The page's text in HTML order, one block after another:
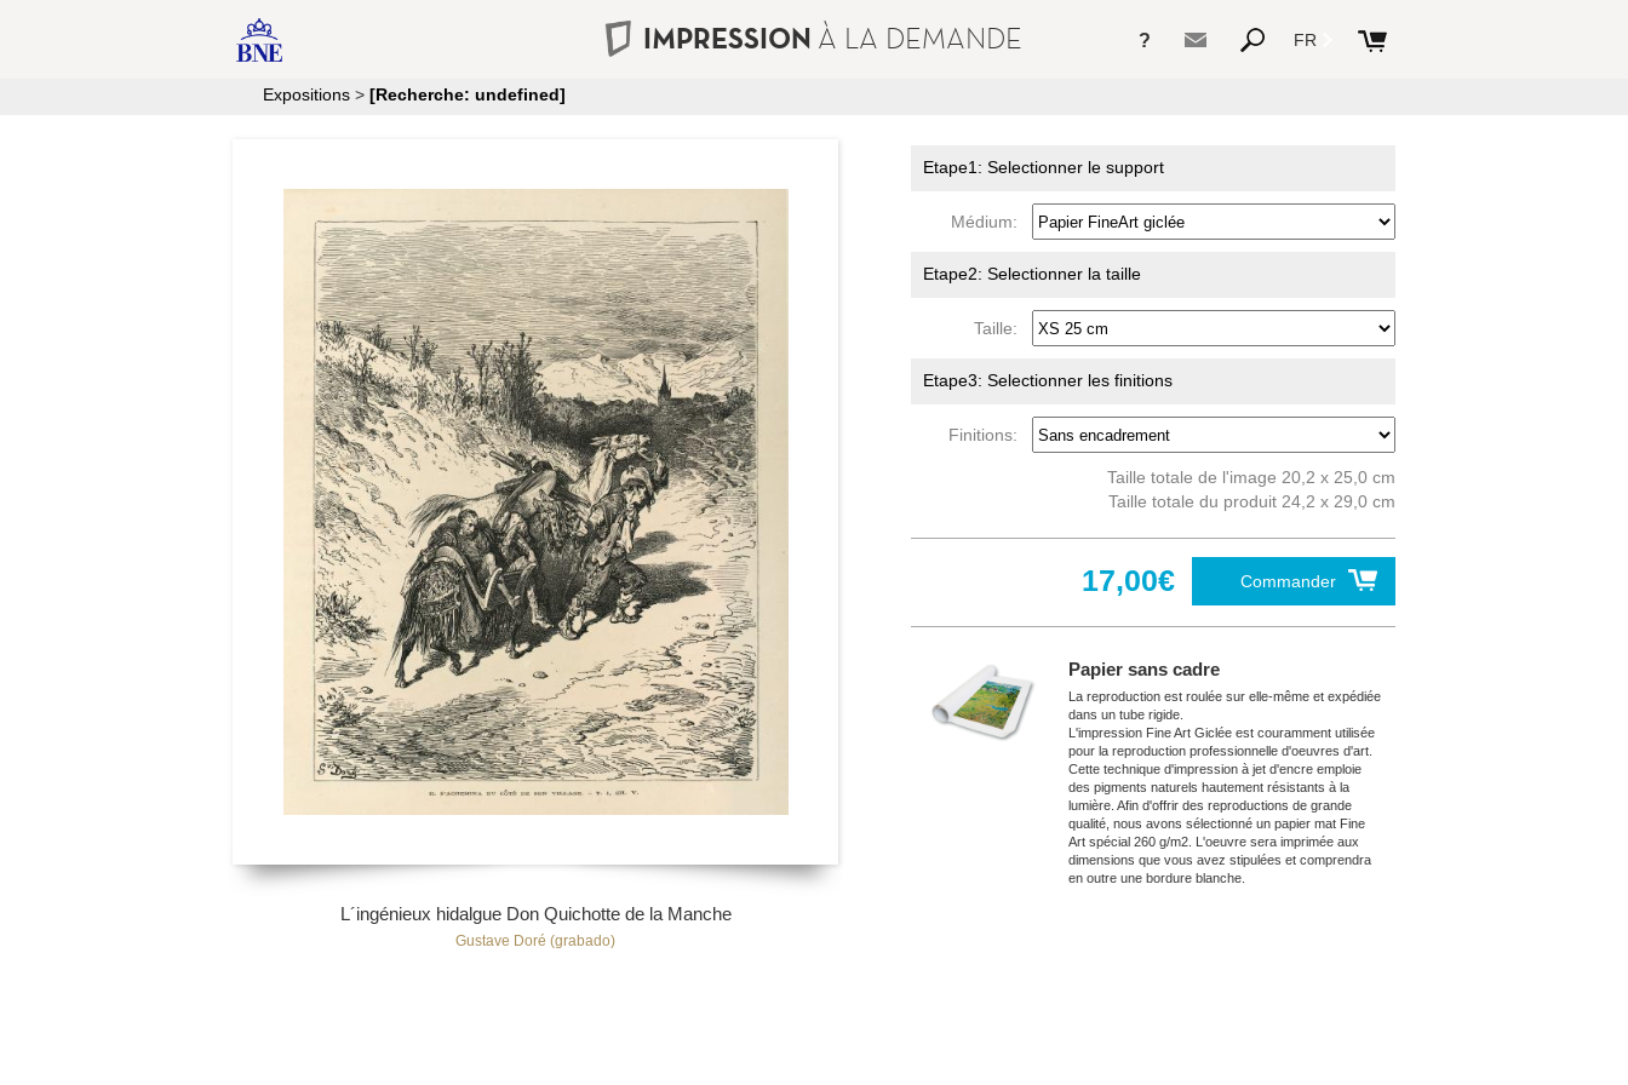
? FR
IMPRESSION À LA DEMANDE
Expositions > [Recherche: undefined]
L´ingénieux hidalgue Don Quichotte de la Manche
Gustave Doré (grabado)
Etape1: Selectionner le support
Médium:
Etape2: Selectionner la taille
Taille:
Etape3: Selectionner les finitions
Finitions:
Taille totale de l'image 20,2 x 25,0 cm
Taille totale du produit 24,2 x 29,0 cm
Commander
17,00€
Papier sans cadre
La reproduction est roulée sur elle-même et expédiée
dans un tube rigide.
L'impression Fine Art Giclée est couramment utilisée
pour la reproduction professionnelle d'oeuvres d'art.
Cette technique d'impression à jet d'encre emploie
des pigments naturels hautement résistants à la
lumière. Afin d'offrir des reproductions de grande
qualité, nous avons sélectionné un papier mat Fine
Art spécial 260 g/m2. L'oeuvre sera imprimée aux
dimensions que vous avez stipulées et comprendra
en outre une bordure blanche.